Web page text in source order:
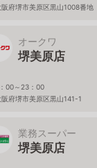
阪府堺市美原区黒山1008番地
オークワ
堺美原店
00～23：00
阪府堺市美原区黒山141-1
業務スーパー
堺美原店